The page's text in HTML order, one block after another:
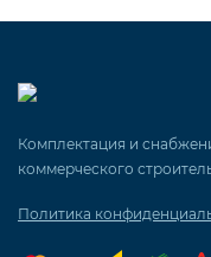
Комплектация и
коммерческого
Политика